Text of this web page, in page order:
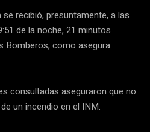
recibió, presuntamente, a las
de la noche, 21 minutos
Bomberos, como asegura
consultadas aseguraron que no
un incendio en el INM.